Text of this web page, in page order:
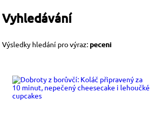
Vyhledávání
Výsledky hledání pro výraz: peceni